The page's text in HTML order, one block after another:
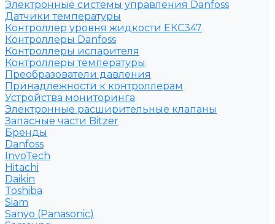
Электронные системы управления Danfoss
Датчики температуры
Контроллер уровня жидкости ЕКС347
Контроллеры Danfoss
Контроллеры испарителя
Контроллеры температуры
Преобразователи давления
Принадлежности к контроллерам
Устройства мониторинга
Электронные расширительные клапаны
Запасные части Bitzer
Бренды
Danfoss
InvoTech
Hitachi
Daikin
Toshiba
Siam
Sanyo (Panasonic)